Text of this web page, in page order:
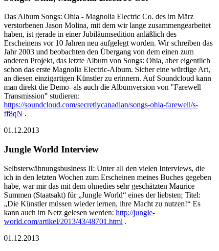
Das Album Songs: Ohia - Magnolia Electric Co. des im März
verstorbenen Jason Molina, mit dem wir lange zusammengearbeitet
haben, ist gerade in einer Jubiläumsedition anläßlich des
Erscheinens vor 10 Jahren neu aufgelegt worden. Wir schreiben das
Jahr 2003 und beobachten den Übergang von dem einen zum
anderen Projekt, das letzte Album von Songs: Ohia, aber eigentlich
schon das erste Magnolia Electric-Album. Sicher eine würdige Art,
an diesen einzigartigen Künstler zu erinnern. Auf Soundcloud kann
man direkt die Demo- als auch die Albumversion von "Farewell
Transmission" studieren:
https://soundcloud.com/secretlycanadian/songs-ohia-farewell/s-
ff8qN .
01.12.2013
Jungle World Interview
Selbsterwähnungsbusiness II: Unter all den vielen Interviews, die
ich in den letzten Wochen zum Erscheinen meines Buches gegeben
habe, war mir das mit dem ohnedies sehr geschätzten Maurice
Summen (Staatsakt) für „Jungle World“ eines der liebsten; Titel:
„Die Künstler müssen wieder lernen, ihre Macht zu nutzen!“ Es
kann auch im Netz gelesen werden: http://jungle-
world.com/artikel/2013/43/48701.html .
01.12.2013